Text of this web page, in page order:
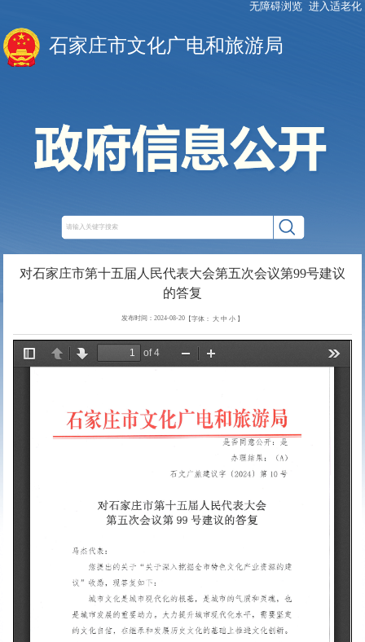
无障碍浏览 进入适老化
石家庄市文化广电和旅游局
对石家庄市第十五届人民代表大会第五次会议第99号建议
的答复
发布时间：2024-08-20 【字体： 大 中 小 】